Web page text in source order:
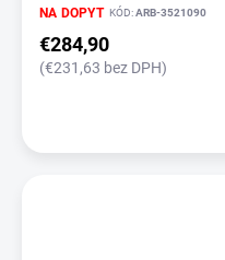
NA DOPYT KÓD:ARB-3521090
€284,90
(€231,63 bez DPH)